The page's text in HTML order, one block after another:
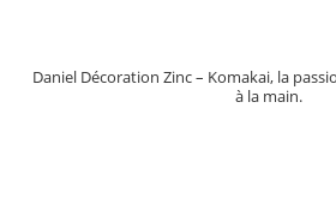
Daniel Décoration Zinc – Komakai, la
à la main.